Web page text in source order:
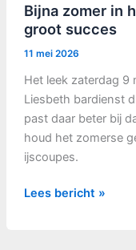
Bijna zomer in
groot succes
11 mei 2026
Het leek zaterdag 9
Liesbeth bardienst
past daar beter bij
houd het zomerse
ijscoupes.
Bijna
Lees bericht »